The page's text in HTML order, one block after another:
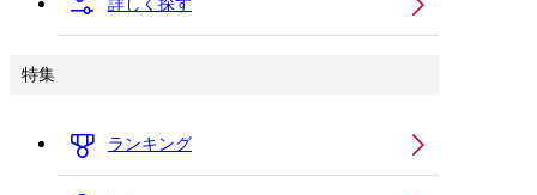
詳しく探す
特集
ランキング